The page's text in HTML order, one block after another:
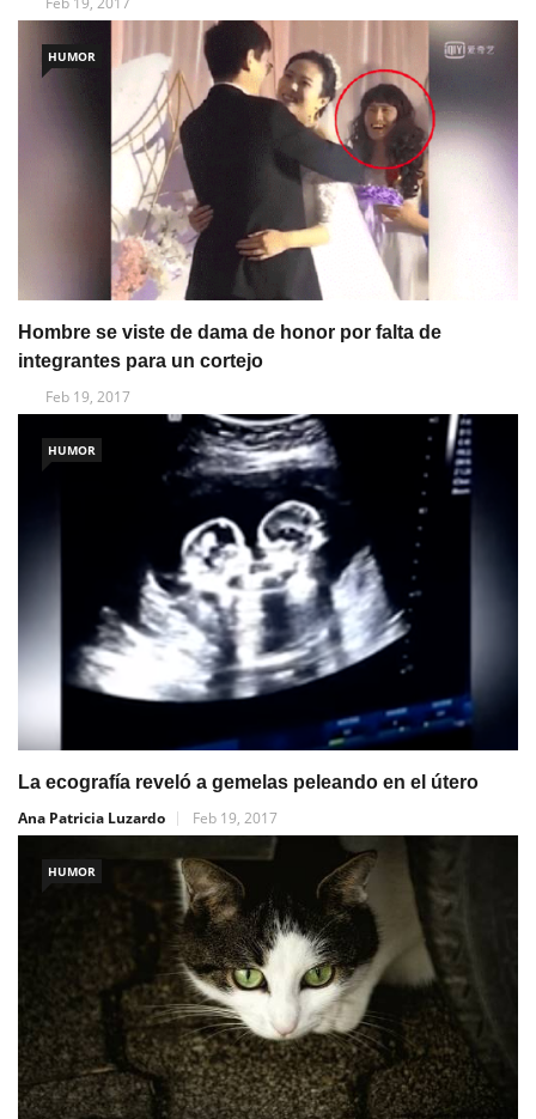
HUMOR
Hombre se viste de dama de honor por falta de
integrantes para un cortejo
Feb 19, 2017
HUMOR
La ecografía reveló a gemelas peleando en el útero
Ana Patricia Luzardo
Feb 19, 2017
HUMOR